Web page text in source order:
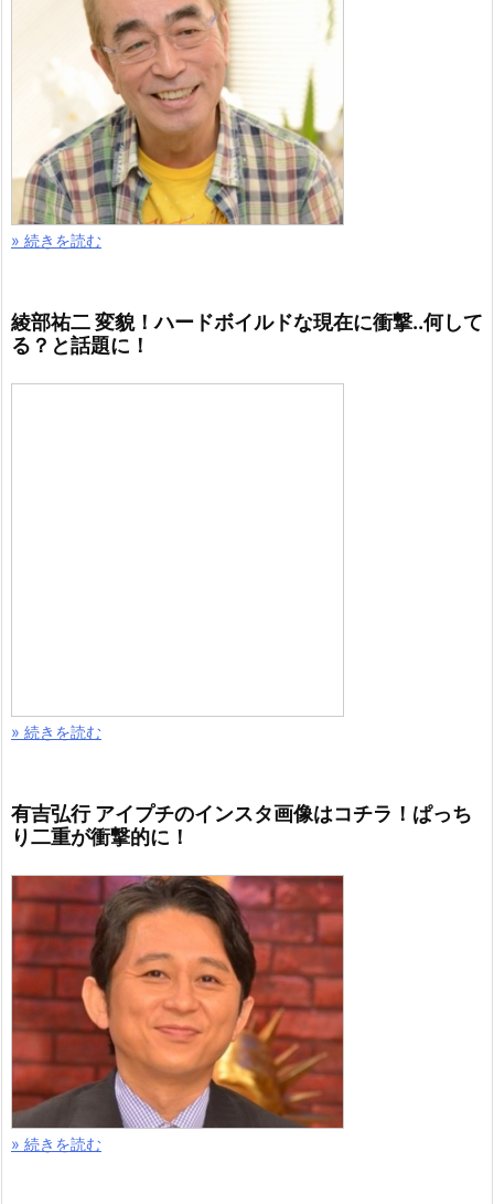
» 続きを読む
綾部祐二 変貌！ハードボイルドな現在に衝撃..何して
る？と話題に！
» 続きを読む
有吉弘行 アイプチのインスタ画像はコチラ！ぱっち
り二重が衝撃的に！
» 続きを読む